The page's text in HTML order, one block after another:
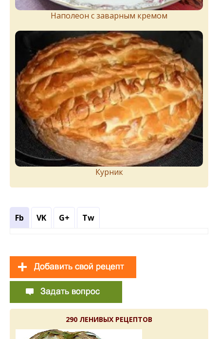
Наполеон с заварным кремом
Курник
Fb VK G+ Tw
290 ЛЕНИВЫХ РЕЦЕПТОВ